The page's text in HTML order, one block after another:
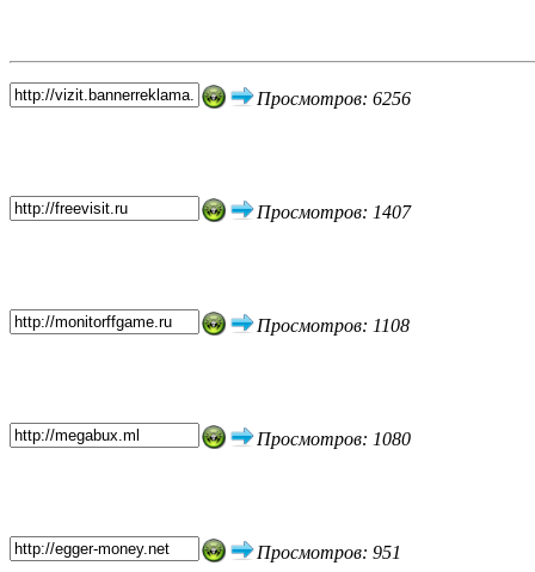
Просмотров: 6256
Просмотров: 1407
Просмотров: 1108
Просмотров: 1080
Просмотров: 951